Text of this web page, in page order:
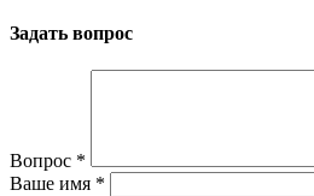
Задать вопрос
Вопрос *
Ваше имя *